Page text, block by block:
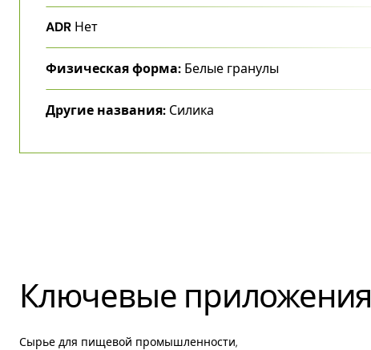
ADR Нет
Физическая форма: Белые гранулы
Другие названия: Силика
Ключевые приложения
Сырье для пищевой промышленности,